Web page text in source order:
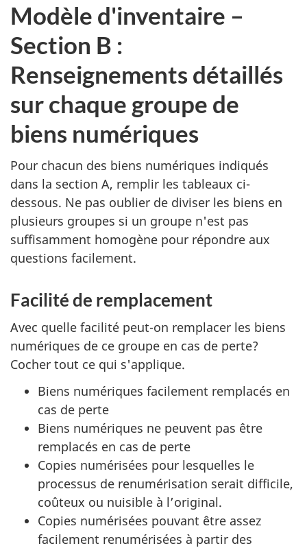
Modèle d'inventaire –
Section B :
Renseignements détaillés
sur chaque groupe de
biens numériques
Pour chacun des biens numériques indiqués
dans la section A, remplir les tableaux ci-
dessous. Ne pas oublier de diviser les biens en
plusieurs groupes si un groupe n'est pas
suffisamment homogène pour répondre aux
questions facilement.
Facilité de remplacement
Avec quelle facilité peut-on remplacer les biens
numériques de ce groupe en cas de perte?
Cocher tout ce qui s'applique.
Biens numériques facilement remplacés en
cas de perte
Biens numériques ne peuvent pas être
remplacés en cas de perte
Copies numérisées pour lesquelles le
processus de renumérisation serait difficile,
coûteux ou nuisible à l’original.
Copies numérisées pouvant être assez
facilement renumérisées à partir des